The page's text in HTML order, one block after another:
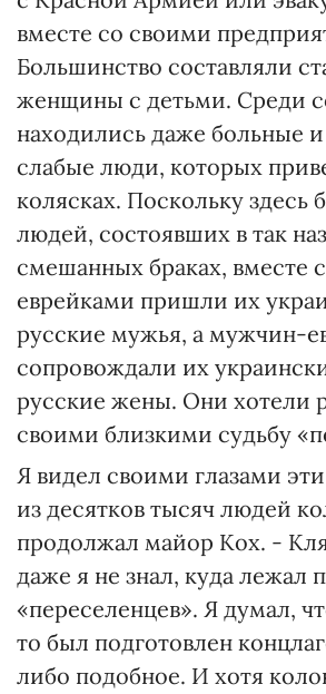
вместе со своими
Большинство составляли
женщины с детьми. Среди
находились даже больные
слабые люди, которых
колясках. Поскольку здесь
людей, состоявших в так
смешанных браках,
еврейками пришли их
русские мужья, а мужчин-
сопровождали их
русские жены. Они хотели
своими близкими судьбу
Я видел своими глазами
из десятков тысяч людей
продолжал майор Кох. -
даже я не знал, куда лежал
«переселенцев». Я думал,
то был подготовлен
либо подобное. И хотя